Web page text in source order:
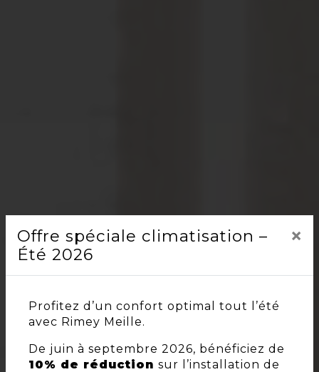
Offre spéciale climatisation –
Été 2026
×
Profitez d’un confort optimal tout l’été
avec Rimey Meille.
De juin à septembre 2026, bénéficiez de
10% de réduction sur l’installation de